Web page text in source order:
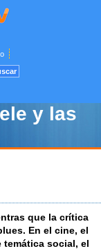
y las
que la crítica
En el cine, el
social, el